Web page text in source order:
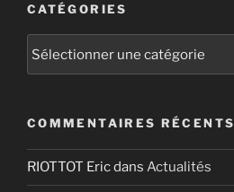
CATÉGORIES
COMMENTAIRES RÉCENTS
RIOTTOT Ericdans Actualités